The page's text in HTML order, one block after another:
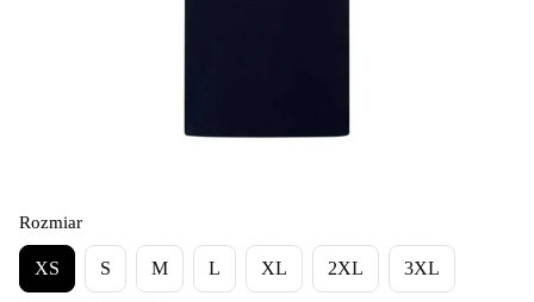
Rozmiar
XS S M L XL 2XL 3XL